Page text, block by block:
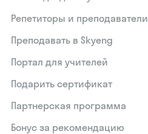
Репетиторы и преподаватели
Преподавать в Skyeng
Портал для учителей
Подарить сертификат
Партнерская программа
Бонус за рекомендацию